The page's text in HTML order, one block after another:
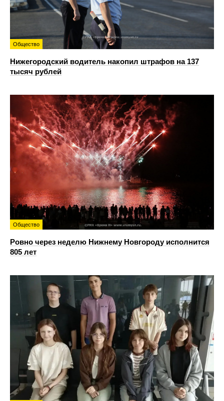
Общество
Нижегородский водитель накопил штрафов на 137
тысяч рублей
Общество
Ровно через неделю Нижнему Новгороду исполнится
805 лет